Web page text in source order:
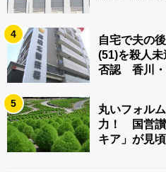
4
自宅で夫の
(51)を殺人
否認 香川・
5
丸いフォル
力！ 国営讃
キア」が見